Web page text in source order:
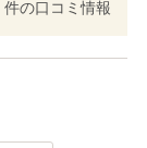
件の口コミ情報